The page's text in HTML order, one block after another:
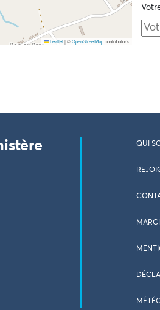
Leaflet |©OpenStreetMapcontributors
QUI